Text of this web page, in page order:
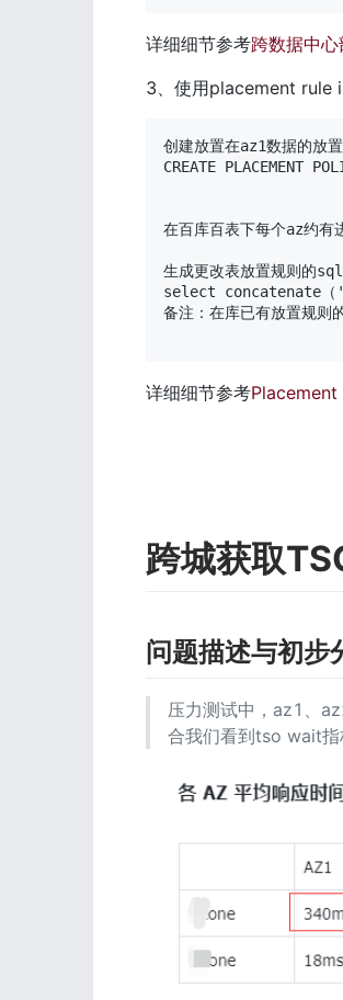
详细细节参考跨数据中
3、使用placement rule
创建放置在az1数据的放置
CREATE PLACEMENT
在百库百表下每个az约有
生成更改表放置规则的
select concatenate
备注：在库已有放置规则
详细细节参考Placement
跨城获取
问题描述与初步
压力测试中，az1、
合我们看到tso wait